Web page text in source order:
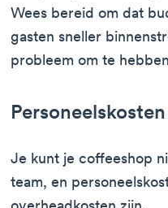
Wees bereid om dat
gasten sneller
probleem om te
Personeelskosten
Je kunt je coffeeshop
team, en